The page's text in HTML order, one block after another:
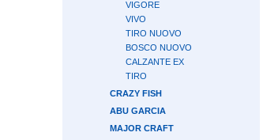
VIGORE
VIVO
TIRO NUOVO
BOSCO NUOVO
CALZANTE EX
TIRO
CRAZY FISH
ABU GARCIA
MAJOR CRAFT